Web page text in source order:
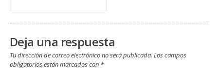
entradas
Deja una respuesta
Tu dirección de correo electrónico no será publicada. Los campos
obligatorios están marcados con *